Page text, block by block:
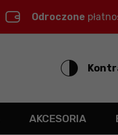
Odroczone
AKCESORIA